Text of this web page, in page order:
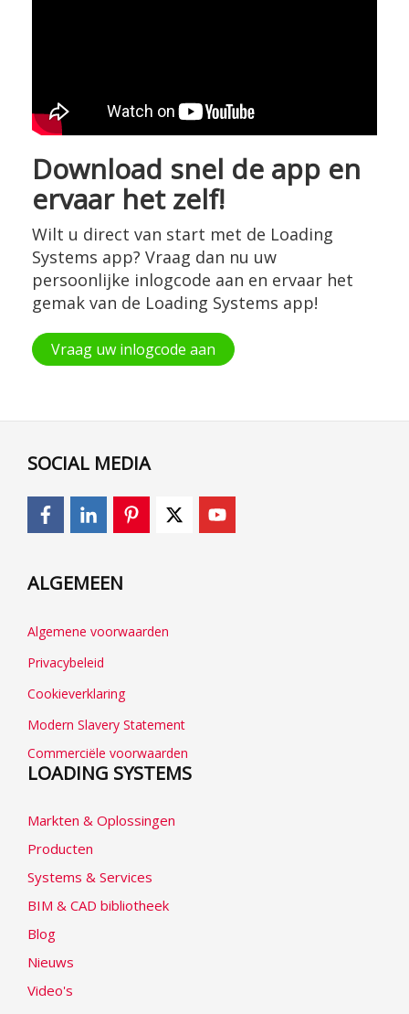
Download snel de app en
ervaar het zelf!
Wilt u direct van start met de Loading
Systems app? Vraag dan nu uw
persoonlijke inlogcode aan en ervaar het
gemak van de Loading Systems app!
Vraag uw inlogcode aan
SOCIAL MEDIA
ALGEMEEN
Algemene voorwaarden
Privacybeleid
Cookieverklaring
Modern Slavery Statement
Commerciële voorwaarden
LOADING SYSTEMS
Markten & Oplossingen
Producten
Systems & Services
BIM & CAD bibliotheek
Blog
Nieuws
Video's